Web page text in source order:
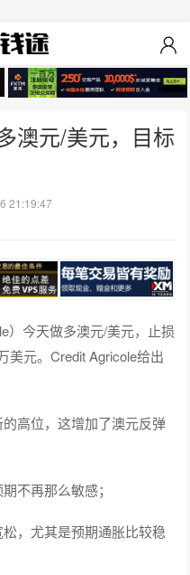
澳元/美元，目标
21:19:47
）今天做多澳元/美元，止损
美元。Credit Agricole给出
高位，这增加了澳元反弹
不再那么敏感；
，尤其是预期通胀比较稳